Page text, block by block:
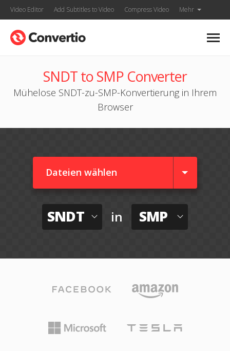
Video Editor Add Subtitles to Video Compress Video Mehr
SNDT to SMP Converter
Mühelose SNDT-zu-SMP-Konvertierung in Ihrem
Browser
Dateien wählen
SNDT in SMP